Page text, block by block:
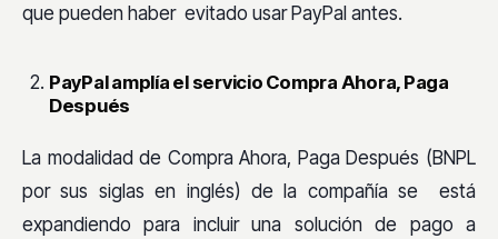
que pueden haber evitado usar PayPal antes.
PayPal amplía el servicio Compra Ahora, Paga
Después
La modalidad de Compra Ahora, Paga Después (BNPL
por sus siglas en inglés) de la compañía se está
expandiendo para incluir una solución de pago a